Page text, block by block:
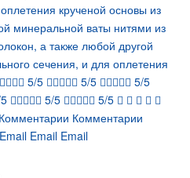
крученой основы из
минеральной ваты нитями из
а также любой другой
сечения, и для оплетения
5/5  5/5  5/5
 5/5  5/5     
Комментарии
Email Email